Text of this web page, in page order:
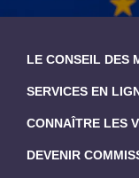
LE CONSEIL DES
SERVICES EN
CONNAÎTRE LES
DEVENIR